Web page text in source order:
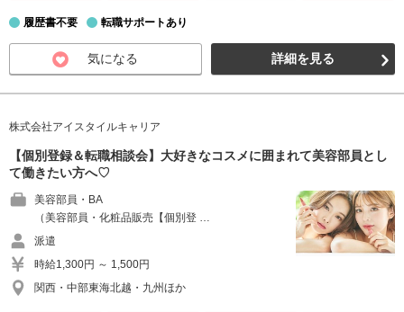
履歴書不要 転職サポートあり
気になる 詳細を見る
株式会社アイスタイルキャリア
【個別登録＆転職相談会】大好きなコスメに囲まれて美容部員とし
て働きたい方へ♡
美容部員・BA
（美容部員・化粧品販売【個別登 …
派遣
時給1,300円 ～ 1,500円
関西・中部東海北越・九州ほか